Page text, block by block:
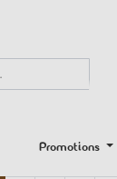
Promotions